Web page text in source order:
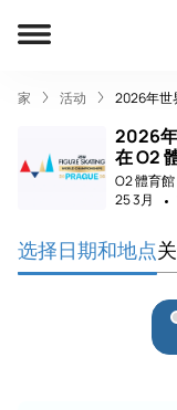
家 活动 2026年世
2026
在 O2
O2 體育館
25 3月
选择日期和地点